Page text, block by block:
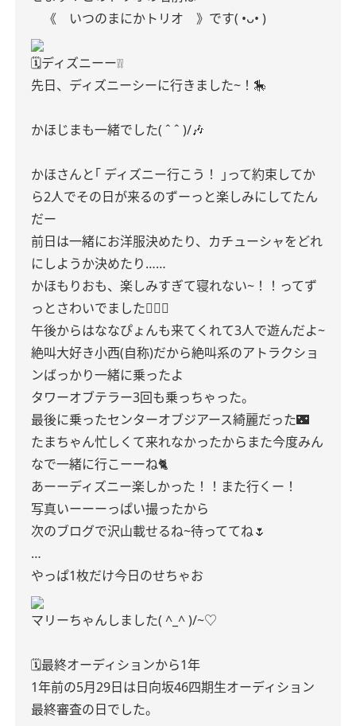
《 いつのまにかトリオ 》です( •ᴗ• )
🗓ディズニーー❕❕
先日、ディズニーシーに行きました~！🎠
かほじまも一緒でした( ˆ ˆ )/🎶
かほさんと｢ ディズニー行こう！ ｣って約束してか
ら2人でその日が来るのずーっと楽しみにしてたん
だー
前日は一緒にお洋服決めたり、カチューシャをどれ
にしようか決めたり……
かほもりおも、楽しみすぎて寝れない~！！ってず
っとさわいでました🤦🏻‍♀️
午後からはななぴょんも来てくれて3人で遊んだよ~
絶叫大好き小西(自称)だから絶叫系のアトラクショ
ンばっかり一緒に乗ったよ
タワーオブテラー3回も乗っちゃった。
最後に乗ったセンターオブジアース綺麗だった🌃
たまちゃん忙しくて来れなかったからまた今度みん
なで一緒に行こーーね🐈
あーーディズニー楽しかった！！また行くー！
写真いーーーっぱい撮ったから
次のブログで沢山載せるね~待っててね🌷
…
やっぱ1枚だけ今日のせちゃお
マリーちゃんしました( ^_^ )/~♡
🗓最終オーディションから1年
1年前の5月29日は日向坂46四期生オーディション
最終審査の日でした。